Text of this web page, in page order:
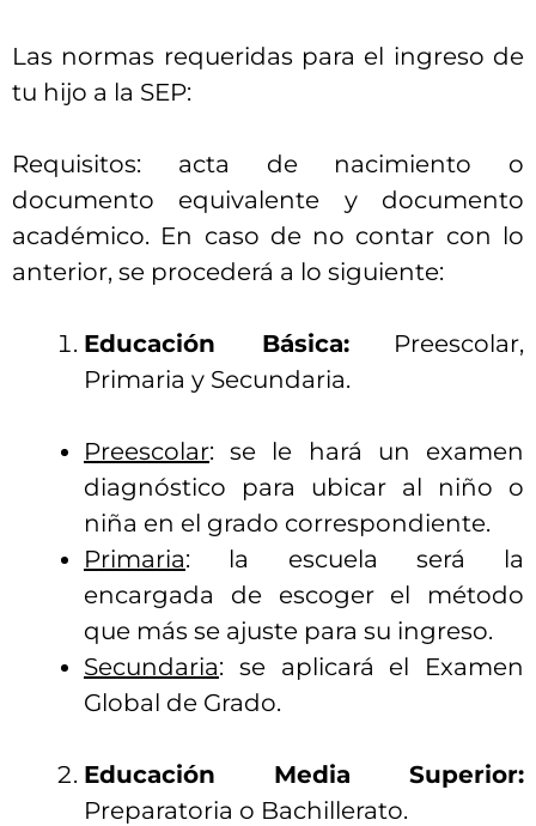
Las normas requeridas para el ingreso de
tu hijo a la SEP:
Requisitos: acta de nacimiento o
documento equivalente y documento
académico. En caso de no contar con lo
anterior, se procederá a lo siguiente:
Educación Básica:Preescolar,
Primaria y Secundaria.
Preescolar: se le hará un examen
diagnóstico para ubicar al niño o
niña en el grado correspondiente.
Primaria: la escuela será la
encargada de escoger el método
que más se ajuste para su ingreso.
Secundaria: se aplicará el Examen
Global de Grado.
Educación Media Superior:
Preparatoria o Bachillerato.